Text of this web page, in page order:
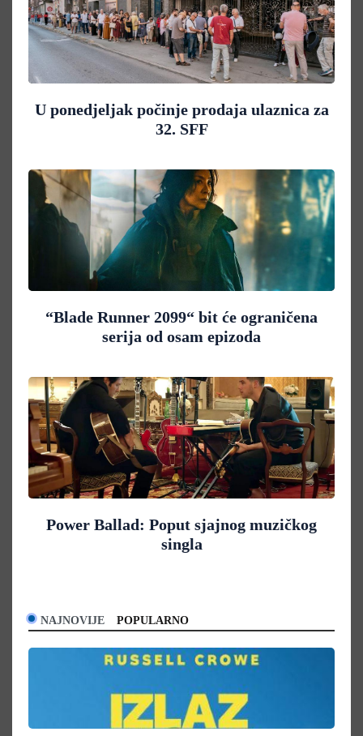
U ponedjeljak počinje prodaja ulaznica za
32. SFF
“Blade Runner 2099“ bit će ograničena
serija od osam epizoda
Power Ballad: Poput sjajnog muzičkog
singla
NAJNOVIJE POPULARNO